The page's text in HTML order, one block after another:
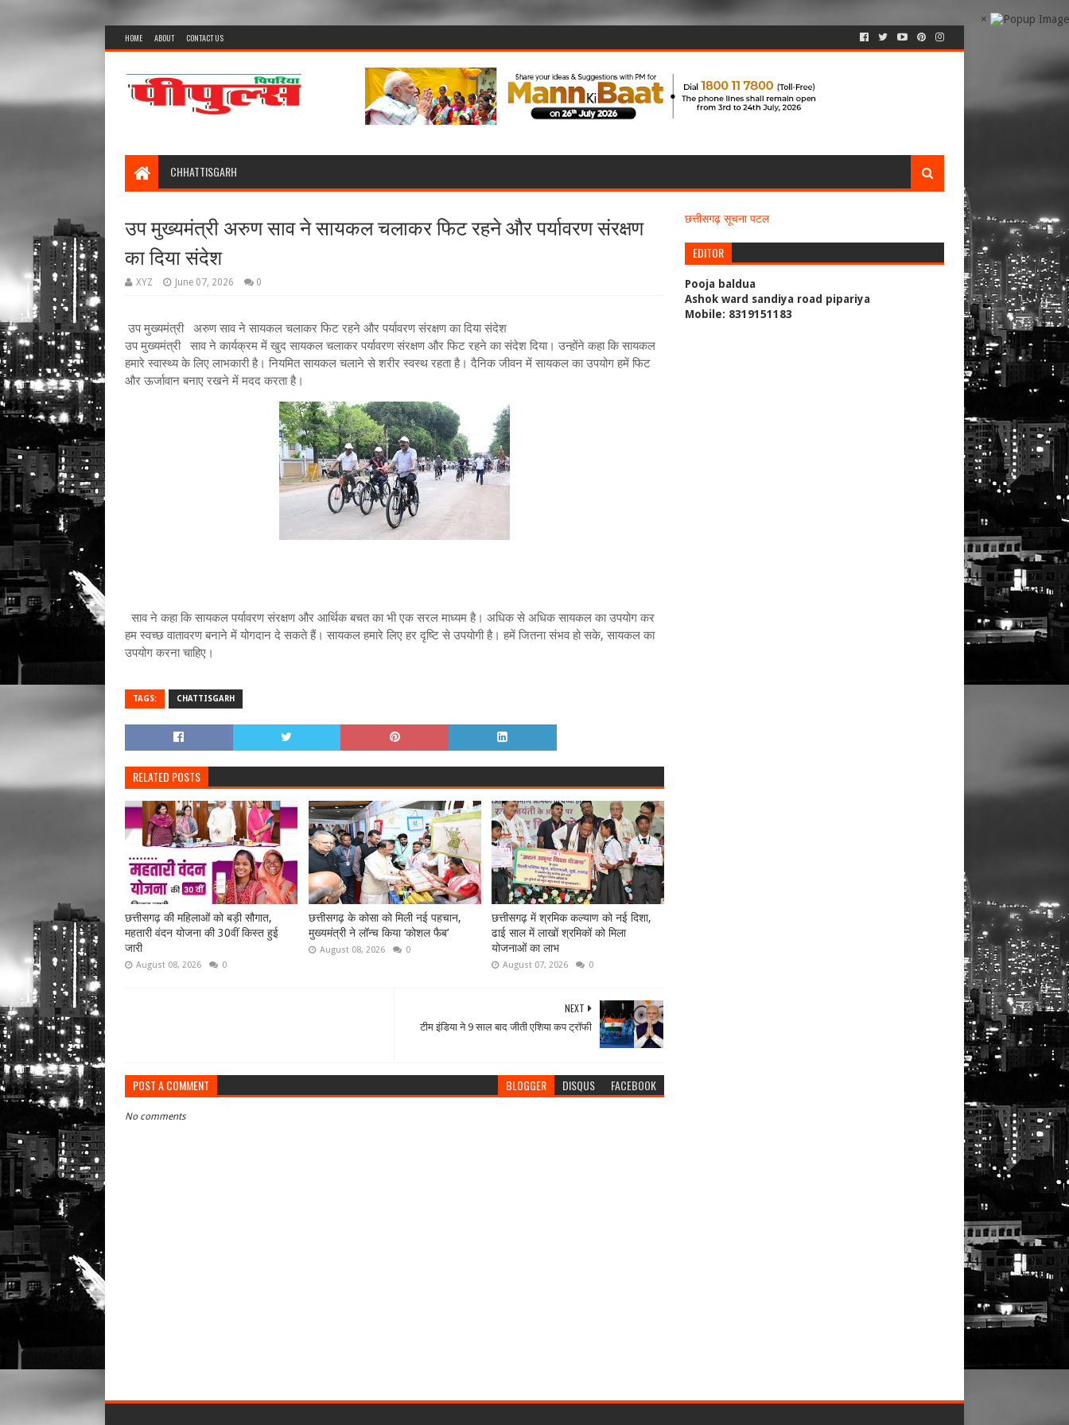
×
HOME ABOUT CONTACT US
CHHATTISGARH
उप मुख्यमंत्री अरुण साव ने सायकल चलाकर फिट रहने और पर्यावरण संरक्षण
का दिया संदेश
XYZ June 07, 2026 0
उप मुख्यमंत्री अरुण साव ने सायकल चलाकर फिट रहने और पर्यावरण संरक्षण का दिया संदेश
उप मुख्यमंत्री साव ने कार्यक्रम में खुद सायकल चलाकर पर्यावरण संरक्षण और फिट रहने का संदेश दिया। उन्होंने कहा कि सायकल
हमारे स्वास्थ्य के लिए लाभकारी है। नियमित सायकल चलाने से शरीर स्वस्थ रहता है। दैनिक जीवन में सायकल का उपयोग हमें फिट
और ऊर्जावान बनाए रखने में मदद करता है।
साव ने कहा कि सायकल पर्यावरण संरक्षण और आर्थिक बचत का भी एक सरल माध्यम है। अधिक से अधिक सायकल का उपयोग कर
हम स्वच्छ वातावरण बनाने में योगदान दे सकते हैं। सायकल हमारे लिए हर दृष्टि से उपयोगी है। हमें जितना संभव हो सके, सायकल का
उपयोग करना चाहिए।
TAGS: CHATTISGARH
RELATED POSTS
छत्तीसगढ़ की महिलाओं को बड़ी सौगात,
महतारी वंदन योजना की 30वीं किस्त हुई
जारी
August 08, 2026 0
छत्तीसगढ़ के कोसा को मिली नई पहचान,
मुख्यमंत्री ने लॉन्च किया ‘कोशल फैब’
August 08, 2026 0
छत्तीसगढ़ में श्रमिक कल्याण को नई दिशा,
ढाई साल में लाखों श्रमिकों को मिला
योजनाओं का लाभ
August 07, 2026 0
NEXT
टीम इंडिया ने 9 साल बाद जीती एशिया कप ट्रॉफी
POST A COMMENT BLOGGER DISQUS FACEBOOK
No comments
छत्तीसगढ़ सूचना पटल
EDITOR
Pooja baldua
Ashok ward sandiya road pipariya
Mobile: 8319151183